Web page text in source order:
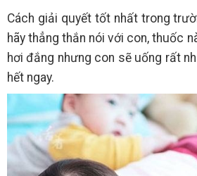
Cách giải quyết tốt nhất trong
hãy thẳng thắn nói với con, thuốc
hơi đắng nhưng con sẽ uống rất
hết ngay.